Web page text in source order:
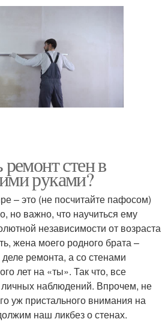
ремонт стен в
руками?
– это (не посчитайте пафосом)
но важно, что научиться ему
независимости от возраста
жена моего родного брата –
ремонта, а со стенами
лет на «ты». Так что, все
наблюдений. Впрочем, не
уж пристального внимания на
наш ликбез о стенах.